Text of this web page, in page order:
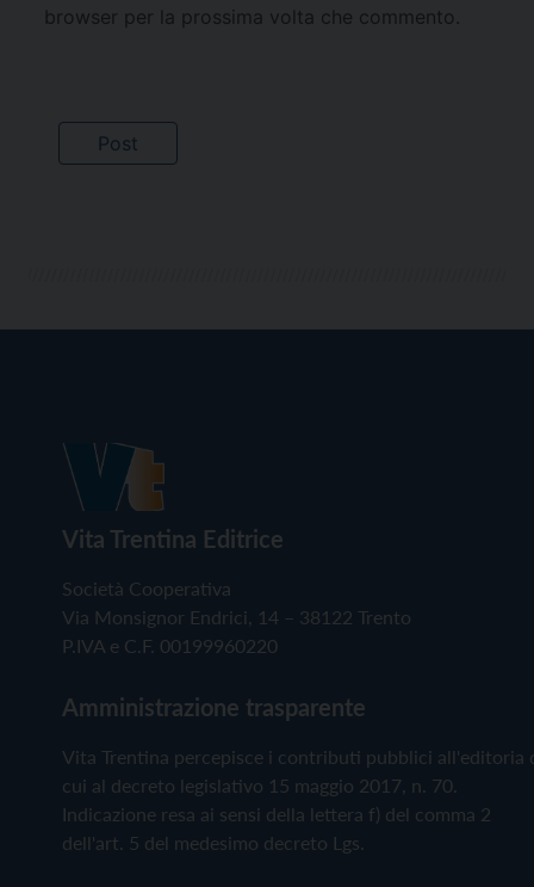
browser per la prossima volta che commento.
Vita Trentina Editrice
Società Cooperativa
Via Monsignor Endrici, 14 – 38122 Trento
P.IVA e C.F. 00199960220
Amministrazione trasparente
Vita Trentina percepisce i contributi pubblici all'editoria
cui al decreto legislativo 15 maggio 2017, n. 70.
Indicazione resa ai sensi della lettera f) del comma 2
dell'art. 5 del medesimo decreto Lgs.